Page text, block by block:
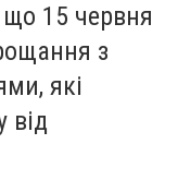
що 15 червня
з
які
від